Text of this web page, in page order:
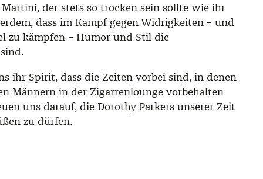
der stets so trocken sein sollte wie ihr
dass im Kampf gegen Widrigkeiten – und
zu kämpfen – Humor und Stil die
ihr Spirit, dass die Zeiten vorbei sind, in denen
Männern in der Zigarrenlounge vorbehalten
uns darauf, die Dorothy Parkers unserer Zeit
zu dürfen.